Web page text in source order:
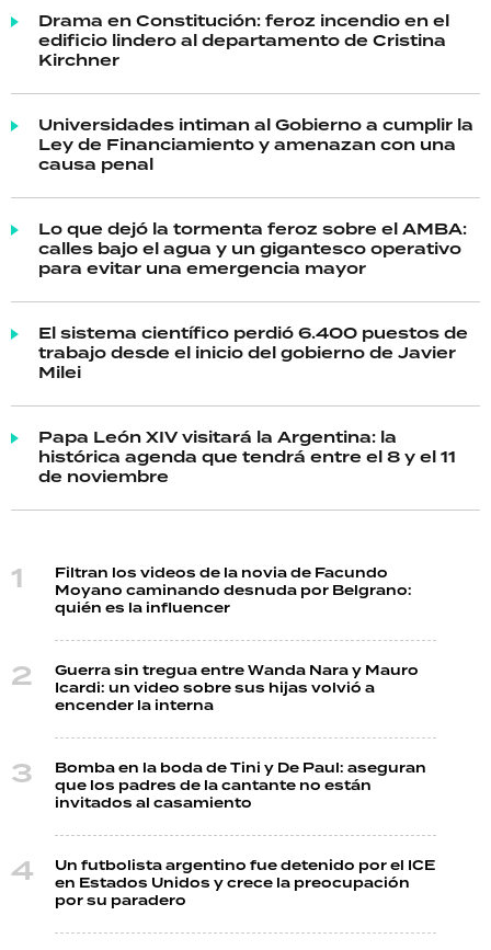
Drama en Constitución: feroz incendio en el
edificio lindero al departamento de Cristina
Kirchner
Universidades intiman al Gobierno a cumplir la
Ley de Financiamiento y amenazan con una
causa penal
Lo que dejó la tormenta feroz sobre el AMBA:
calles bajo el agua y un gigantesco operativo
para evitar una emergencia mayor
El sistema científico perdió 6.400 puestos de
trabajo desde el inicio del gobierno de Javier
Milei
Papa León XIV visitará la Argentina: la
histórica agenda que tendrá entre el 8 y el 11
de noviembre
Filtran los videos de la novia de Facundo
Moyano caminando desnuda por Belgrano:
quién es la influencer
Guerra sin tregua entre Wanda Nara y Mauro
Icardi: un video sobre sus hijas volvió a
encender la interna
Bomba en la boda de Tini y De Paul: aseguran
que los padres de la cantante no están
invitados al casamiento
Un futbolista argentino fue detenido por el ICE
en Estados Unidos y crece la preocupación
por su paradero